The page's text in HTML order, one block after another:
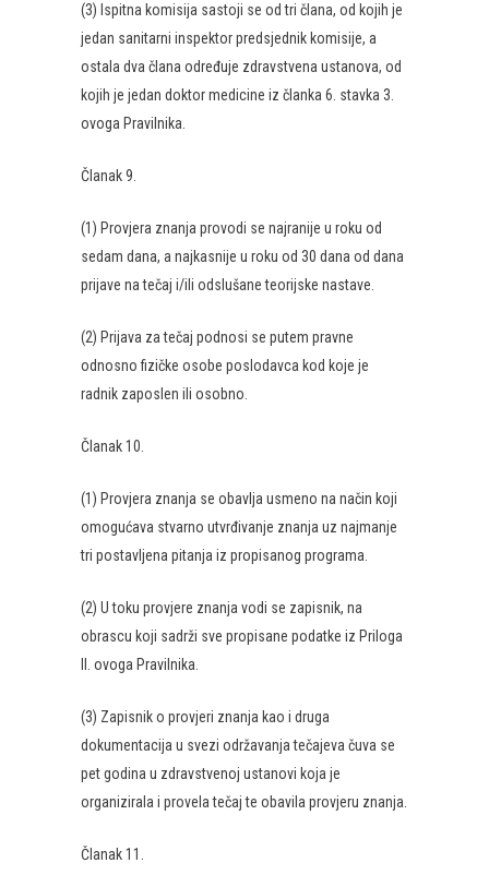
(3) Ispitna komisija sastoji se od tri člana, od kojih je
jedan sanitarni inspektor predsjednik komisije, a
ostala dva člana određuje zdravstvena ustanova, od
kojih je jedan doktor medicine iz članka 6. stavka 3.
ovoga Pravilnika.
Članak 9.
(1) Provjera znanja provodi se najranije u roku od
sedam dana, a najkasnije u roku od 30 dana od dana
prijave na tečaj i/ili odslušane teorijske nastave.
(2) Prijava za tečaj podnosi se putem pravne
odnosno fizičke osobe poslodavca kod koje je
radnik zaposlen ili osobno.
Članak 10.
(1) Provjera znanja se obavlja usmeno na način koji
omogućava stvarno utvrđivanje znanja uz najmanje
tri postavljena pitanja iz propisanog programa.
(2) U toku provjere znanja vodi se zapisnik, na
obrascu koji sadrži sve propisane podatke iz Priloga
II. ovoga Pravilnika.
(3) Zapisnik o provjeri znanja kao i druga
dokumentacija u svezi održavanja tečajeva čuva se
pet godina u zdravstvenoj ustanovi koja je
organizirala i provela tečaj te obavila provjeru znanja.
Članak 11.